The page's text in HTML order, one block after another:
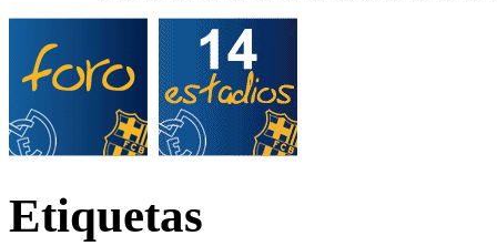
Etiquetas